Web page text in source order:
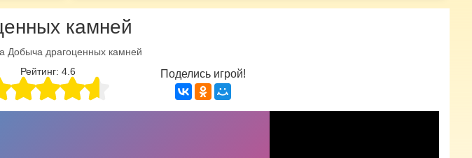
камней
Добыча драгоценных камней
Рейтинг: 4.6 Поделись игрой!